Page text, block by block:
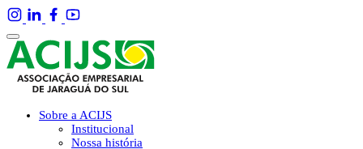
Sobre a ACIJS
Institucional
Nossa história